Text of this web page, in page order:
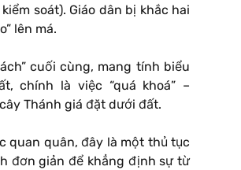
soát). Giáo dân bị khắc hai
lên má.
cuối cùng, mang tính biểu
chính là việc “quá khoá” –
Thánh giá đặt dưới đất.
quan quân, đây là một thủ tục
đơn giản để khẳng định sự từ